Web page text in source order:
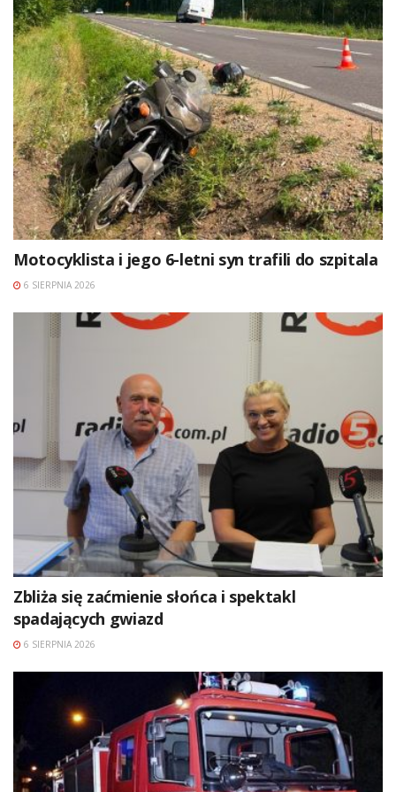
Motocyklista i jego 6-letni syn trafili do szpitala
6 SIERPNIA 2026
Zbliża się zaćmienie słońca i spektakl
spadających gwiazd
6 SIERPNIA 2026